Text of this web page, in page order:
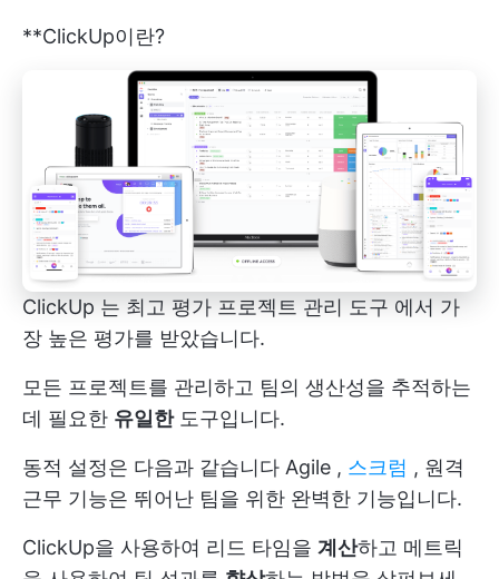
**ClickUp이란?
ClickUp 는 최고 평가 프로젝트 관리 도구 에서 가
장 높은 평가를 받았습니다.
모든 프로젝트를 관리하고 팀의 생산성을 추적하는
데 필요한 유일한도구입니다.
동적 설정은 다음과 같습니다 Agile , 스크럼 , 원격
근무 기능은 뛰어난 팀을 위한 완벽한 기능입니다.
ClickUp을 사용하여 리드 타임을 계산하고 메트릭